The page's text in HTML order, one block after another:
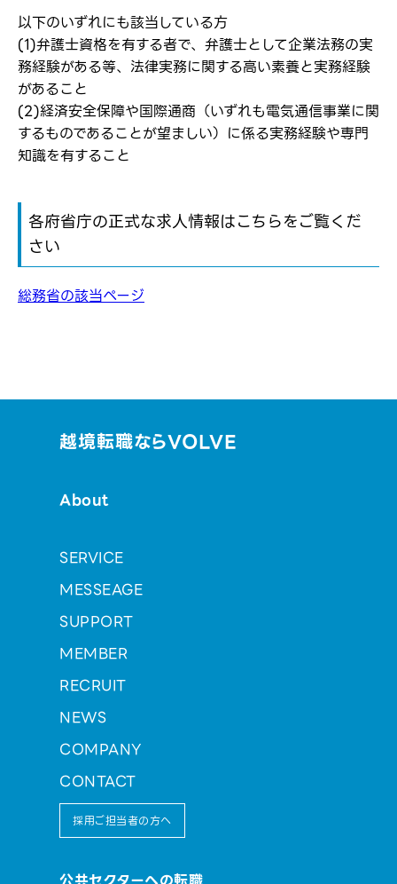
応募完了通知をする
転職報告をする
新規会員登録
以下のいずれにも該当している方
(1)弁護士資格を有する者で、弁護士として企業法務の実
務経験がある等、法律実務に関する高い素養と実務経験
があること
(2)経済安全保障や国際通商（いずれも電気通信事業に関
するものであることが望ましい）に係る実務経験や専門
知識を有すること
各府省庁の正式な求人情報はこちらをご覧くだ
さい
総務省の該当ページ
越境転職ならVOLVE
About
SERVICE
MESSEAGE
SUPPORT
MEMBER
RECRUIT
NEWS
COMPANY
CONTACT
採用ご担当者の方へ